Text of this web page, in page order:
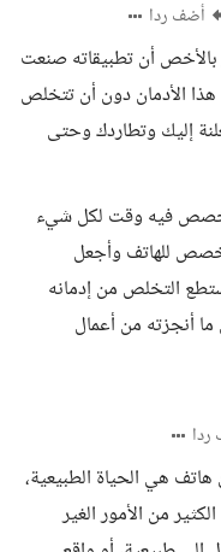
أضف ردا
بالأخص أن تطبيقاته صنعت
الأدمان دون أن تتخلص
إليك وتطاردك وحتى
فيه وقت لكل شيء
للهاتف وأجعل
التخلص من إدمانه
ما أنجزته من أعمال
هاتف هي الحياة الطبيعية،
من الأمور الغير